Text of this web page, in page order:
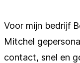
Voor mijn bedrijf
Mitchel
contact, snel en